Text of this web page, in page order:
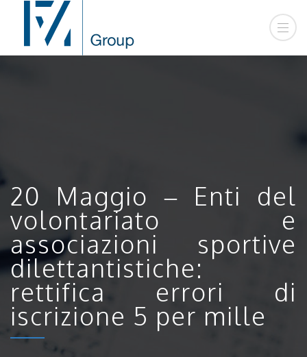
20 Maggio – Enti del
volontariato e
associazioni sportive
dilettantistiche:
rettifica errori di
iscrizione 5 per mille